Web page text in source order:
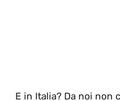
E in Italia? Da noi non